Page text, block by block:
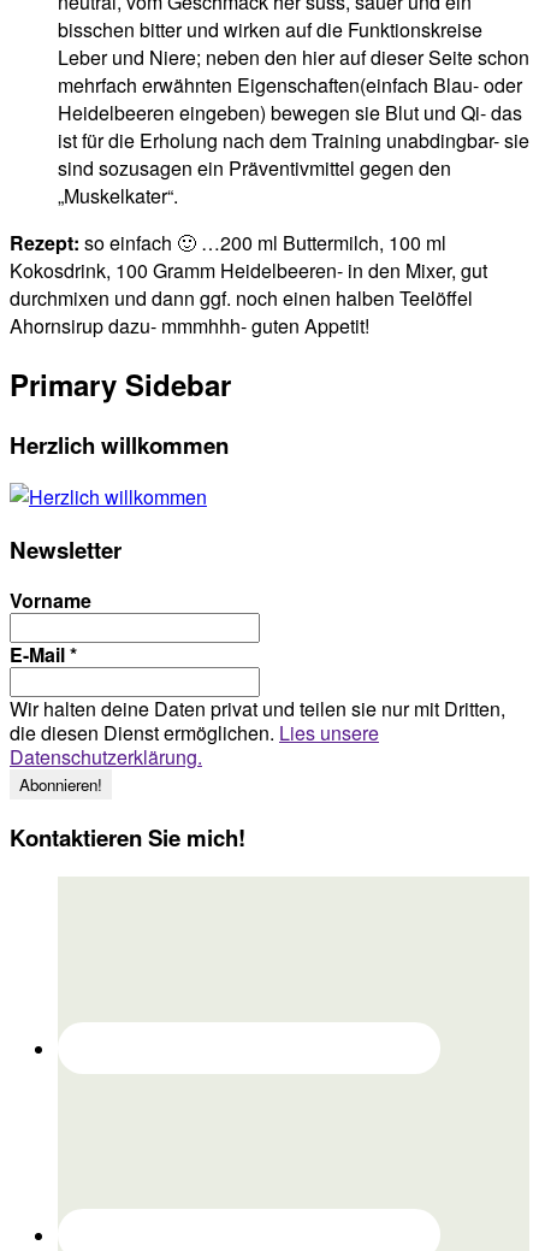
bisschen bitter und wirken auf die Funktionskreise
Leber und Niere; neben den hier auf dieser Seite schon
mehrfach erwähnten Eigenschaften(einfach Blau- oder
Heidelbeeren eingeben) bewegen sie Blut und Qi- das
ist für die Erholung nach dem Training unabdingbar- sie
sind sozusagen ein Präventivmittel gegen den
„Muskelkater“.
Rezept: so einfach 🙂 …200 ml Buttermilch, 100 ml
Kokosdrink, 100 Gramm Heidelbeeren- in den Mixer, gut
durchmixen und dann ggf. noch einen halben Teelöffel
Ahornsirup dazu- mmmhhh- guten Appetit!
Primary Sidebar
Herzlich willkommen
Newsletter
Vorname
E-Mail*
Wir halten deine Daten privat und teilen sie nur mit Dritten,
die diesen Dienst ermöglichen. Lies unsere
Datenschutzerklärung.
Kontaktieren Sie mich!